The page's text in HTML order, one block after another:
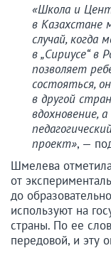
«Школа и
в
случай, когда
в „Сириусе“ в
позволяет
состояться,
в другой
вдохновение,
проект», —
Шмелева
от
до
используют на
страны. По ее
передовой, и эту